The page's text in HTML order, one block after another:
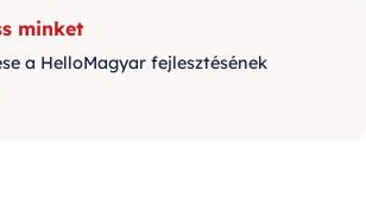
minket
a HelloMagyar fejlesztésének